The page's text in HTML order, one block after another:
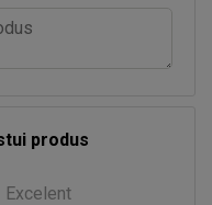
produs
Excelent